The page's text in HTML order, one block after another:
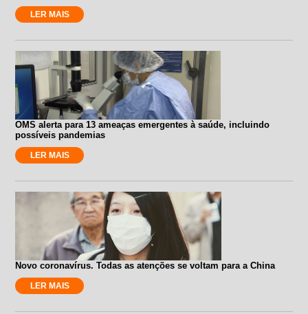
LER MAIS
OMS alerta para 13 ameaças emergentes à saúde, incluindo
possíveis pandemias
LER MAIS
Novo coronavírus. Todas as atenções se voltam para a China
LER MAIS